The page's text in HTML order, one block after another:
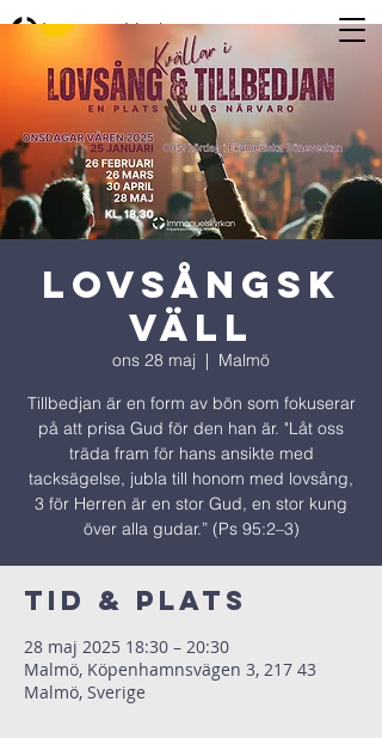
Lovsångsk
väll
ons 28 maj
  |
Malmö
Tillbedjan är en form av bön som fokuserar
på att prisa Gud för den han är. "Låt oss
träda fram för hans ansikte med
tacksägelse, jubla till honom med lovsång,
3 för Herren är en stor Gud, en stor kung
över alla gudar.” (Ps 95:2–3)
Tid & Plats
28 maj 2025 18:30 – 20:30
Malmö, Köpenhamnsvägen 3, 217 43
Malmö, Sverige